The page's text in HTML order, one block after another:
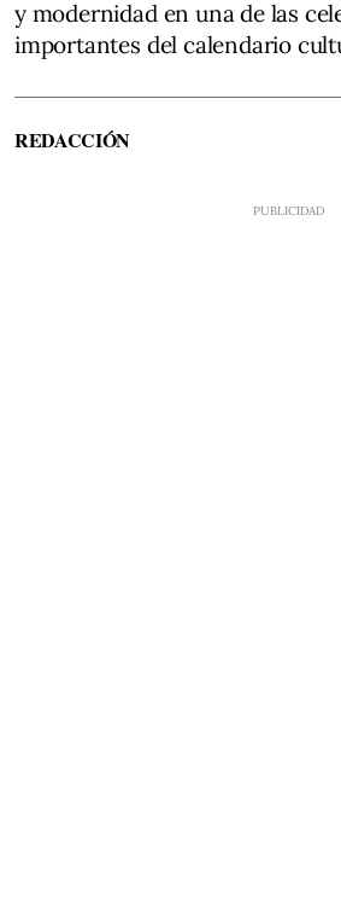
y modernidad en una de las
importantes del calendario
REDACCIÓN